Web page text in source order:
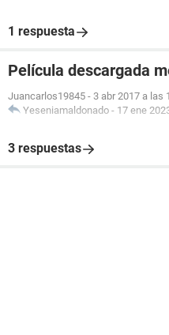
1 respuesta
Película descargada
Juancarlos19845 - 3 abr 2017 a las
Yeseniamaldonado - 17 ene
3 respuestas